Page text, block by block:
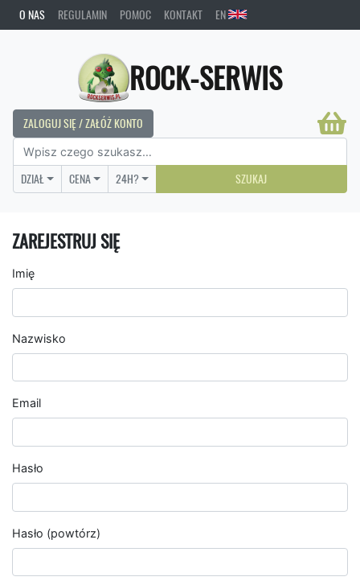
O NAS REGULAMIN POMOC KONTAKT EN
ROCK-SERWIS
ZALOGUJ SIĘ / ZAŁÓŻ KONTO
DZIAŁ CENA 24H? SZUKAJ
ZAREJESTRUJ SIĘ
Imię
Nazwisko
Email
Hasło
Hasło (powtórz)